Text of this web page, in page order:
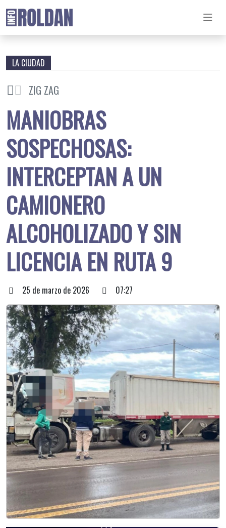
LA CIUDAD
ZIG ZAG
MANIOBRAS
SOSPECHOSAS:
INTERCEPTAN A UN
CAMIONERO
ALCOHOLIZADO Y SIN
LICENCIA EN RUTA 9
25 de marzo de 2026 07:27